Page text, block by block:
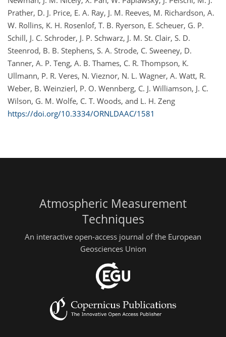
Prather, D. J. Price, E. A. Ray, J. M. Reeves, M. Richardson, A.
W. Rollins, K. H. Rosenlof, T. B. Ryerson, E. Scheuer, G. P.
Schill, J. C. Schroder, J. P. Schwarz, J. M. St. Clair, S. D.
Steenrod, B. B. Stephens, S. A. Strode, C. Sweeney, D.
Tanner, A. P. Teng, A. B. Thames, C. R. Thompson, K.
Ullmann, P. R. Veres, N. Vieznor, N. L. Wagner, A. Watt, R.
Weber, B. Weinzierl, P. O. Wennberg, C. J. Williamson, J. C.
Wilson, G. M. Wolfe, C. T. Woods, and L. H. Zeng
https://doi.org/10.3334/ORNLDAAC/1581
Atmospheric Measurement
Techniques
An interactive open-access journal of the European
Geosciences Union